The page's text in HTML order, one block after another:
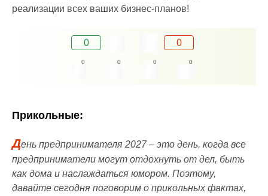
реализации всех ваших бизнес-планов!
0 0
0 0 0 0
Прикольные:
День предпринимателя 2027 – это день, когда все
предприниматели могут отдохнуть от дел, быть
как дома и наслаждаться юмором. Поэтому,
давайте сегодня поговорим о прикольных фактах,